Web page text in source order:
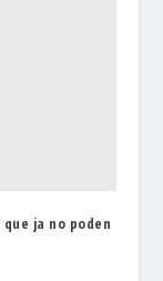
ja no poden